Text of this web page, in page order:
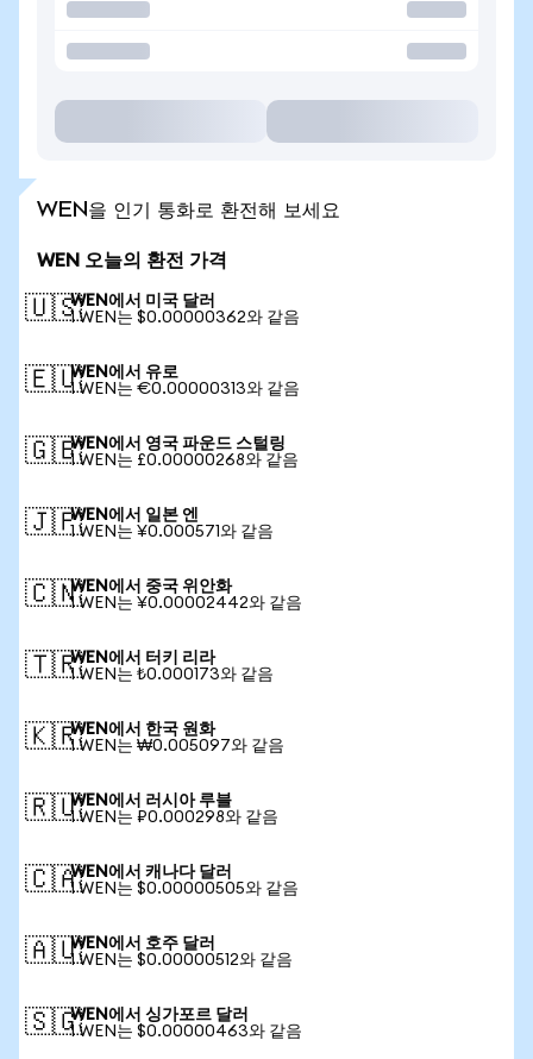
WEN을 인기 통화로 환전해 보세요
WEN 오늘의 환전 가격
🇺🇸WEN에서 미국 달러
1 WEN는 $0.00000362와 같음
🇪🇺WEN에서 유로
1 WEN는 €0.00000313와 같음
🇬🇧WEN에서 영국 파운드 스털링
1 WEN는 £0.00000268와 같음
🇯🇵WEN에서 일본 엔
1 WEN는 ¥0.000571와 같음
🇨🇳WEN에서 중국 위안화
1 WEN는 ¥0.00002442와 같음
🇹🇷WEN에서 터키 리라
1 WEN는 ₺0.000173와 같음
🇰🇷WEN에서 한국 원화
1 WEN는 ₩0.005097와 같음
🇷🇺WEN에서 러시아 루블
1 WEN는 ₽0.000298와 같음
🇨🇦WEN에서 캐나다 달러
1 WEN는 $0.00000505와 같음
🇦🇺WEN에서 호주 달러
1 WEN는 $0.00000512와 같음
🇸🇬WEN에서 싱가포르 달러
1 WEN는 $0.00000463와 같음